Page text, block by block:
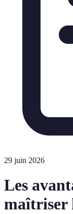
29 juin 2026
Les
maîtriser